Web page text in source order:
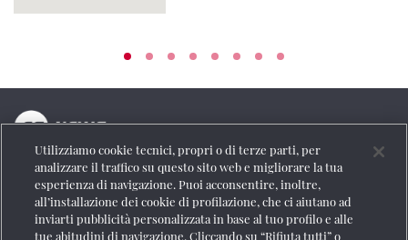
La testata online del Gruppo FS Italiane
Social
Utilizziamo cookie tecnici, propri o di terze parti, per
analizzare il traffico su questo sito web e migliorare la tua
esperienza di navigazione. Puoi acconsentire, inoltre,
all’installazione dei cookie di profilazione, che ci aiutano ad
inviarti pubblicità personalizzata in base al tuo profilo e alle
tue abitudini di navigazione. Cliccando su “Rifiuta tutti” o